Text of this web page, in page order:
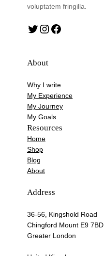
voluptatem fringilla.
Twitter Instagram Facebook
About
Why I write
My Experience
My Journey
My Goals
Resources
Home
Shop
Blog
About
Address
36-56, Kingshold Road
Chingford Mount E9 7BD
Greater London